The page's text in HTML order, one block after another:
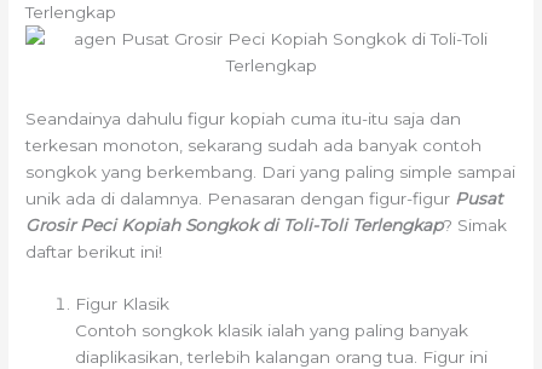
Terlengkap
Seandainya dahulu figur kopiah cuma itu-itu saja dan
terkesan monoton, sekarang sudah ada banyak contoh
songkok yang berkembang. Dari yang paling simple sampai
unik ada di dalamnya. Penasaran dengan figur-figur Pusat
Grosir Peci Kopiah Songkok di Toli-Toli Terlengkap? Simak
daftar berikut ini!
Figur Klasik
Contoh songkok klasik ialah yang paling banyak
diaplikasikan, terlebih kalangan orang tua. Figur ini